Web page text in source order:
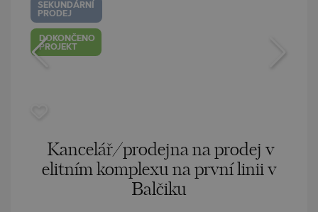
SEKUNDÁRNÍ
PRODEJ
DOKONČENO
PROJEKT
Kancelář/prodejna na prodej v
elitním komplexu na první linii v
Balčiku